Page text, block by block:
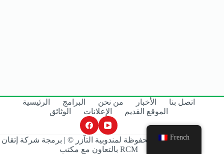
الرئيسية البرامج من نحن الأخبار
اتصل بنا
الوثائق
الإعلانات الموقع القديم
جميع الحقوق محفوظة لمندوبية التآزر © | برمجة شركة إتقان
RCM
French